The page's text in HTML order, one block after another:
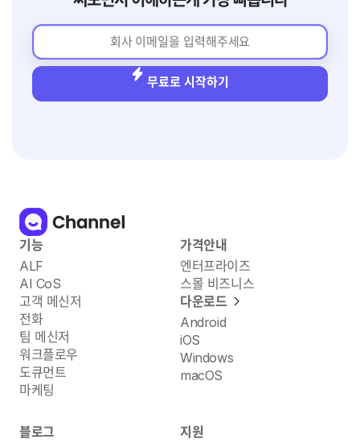
무료로 시작하기
기능
ALF
AI CoS
고객 메신저
전화
팀 메신저
워크플로우
도큐먼트
마케팅
가격안내
엔터프라이즈
스몰 비즈니스
다운로드
Android
iOS
Windows
macOS
블로그
지원